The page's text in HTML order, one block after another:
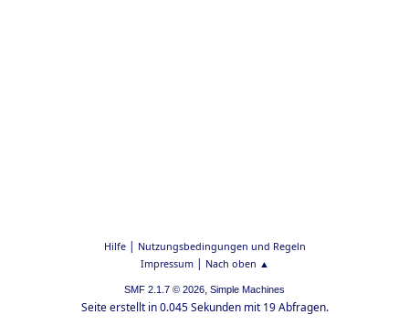
Hilfe| Nutzungsbedingungen und Regeln
Impressum| Nach oben ▲
SMF 2.1.7 © 2026, Simple Machines
Seite erstellt in 0.045 Sekunden mit 19 Abfragen.